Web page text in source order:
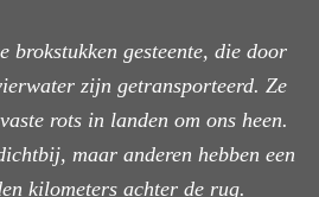
brokstukken gesteente, die door
zijn getransporteerd. Ze
rots in landen om ons heen.
maar anderen hebben een
kilometers achter de rug.